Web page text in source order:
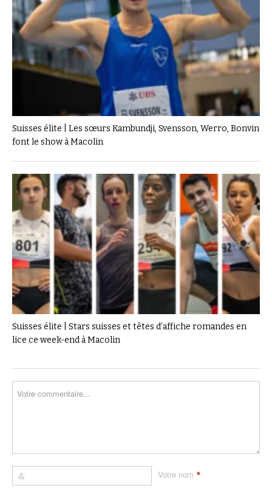
Suisses élite | Les sœurs Kambundji, Svensson, Werro, Bonvin
font le show à Macolin
Suisses élite | Stars suisses et têtes d’affiche romandes en
lice ce week-end à Macolin
Votre nom *